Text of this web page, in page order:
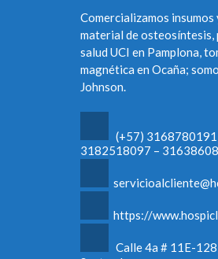
Comercializamos
material de osteosíntesis,
salud UCI en Pamplona,
magnética en Ocaña;
Johnson.
(+57)
3182518097 –
https://
Calle 4a # 11E-